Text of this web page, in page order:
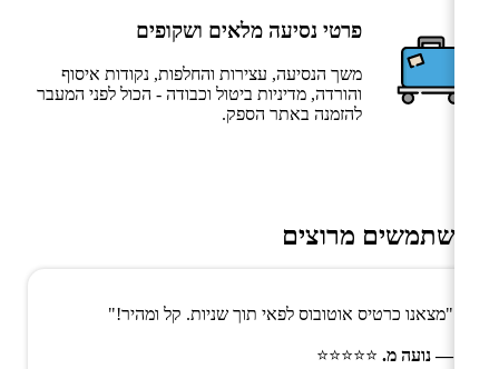
פרטי נסיעה מלאים ושקופים
משך הנסיעה, עצירות והחלפות, נקודות איסוף
והורדה, מדיניות ביטול וכבודה - הכול לפני המעבר
להזמנה באתר הספק.
משתמשים מרוצים
"מצאנו כרטיס אוטובוס לפאי תוך שניות. קל ומהיר!"
— נועה מ. ⭐⭐⭐⭐⭐